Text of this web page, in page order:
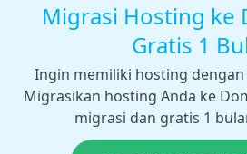
Migrasi Hosting ke
Gratis 1
Ingin memiliki hosting
Migrasikan hosting Anda ke
migrasi dan gratis 1